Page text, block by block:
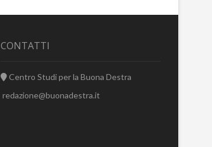
CONTATTI
Centro Studi per la Buona Destra
redazione@buonadestra.it